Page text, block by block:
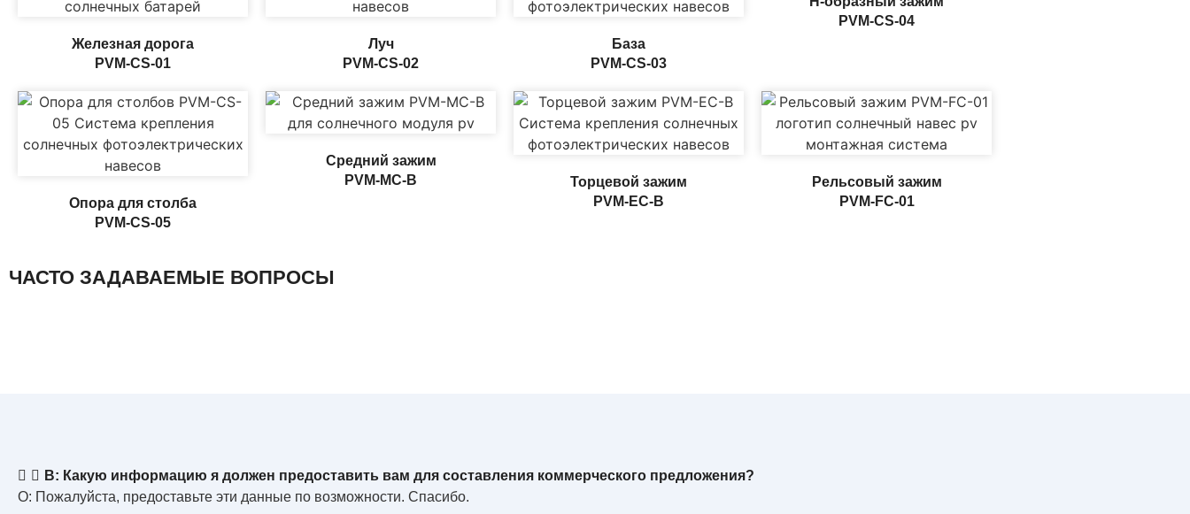
Железная дорога
PVM-CS-01
Луч
PVM-CS-02
База
PVM-CS-03
PVM-CS-04
Опора для столба
PVM-CS-05
Средний зажим
PVM-MC-B
Торцевой зажим
PVM-EC-B
Рельсовый зажим
PVM-FC-01
ЧАСТО ЗАДАВАЕМЫЕ ВОПРОСЫ
В: Какую информацию я должен предоставить вам для составления коммерческого предложения?
О: Пожалуйста, предоставьте эти данные по возможности. Спасибо.